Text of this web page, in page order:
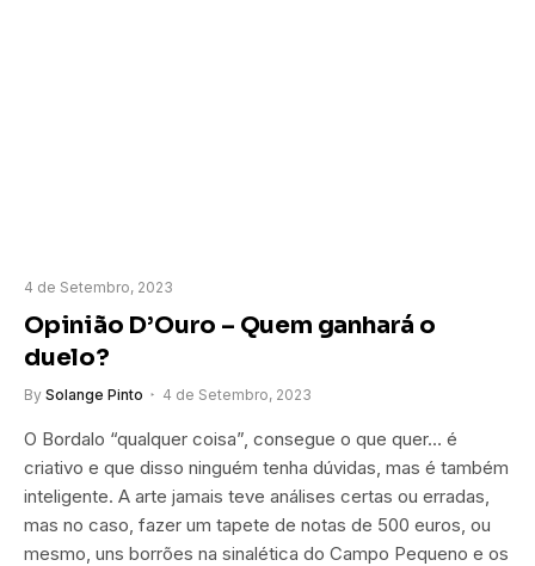
4 de Setembro, 2023
Opinião D’Ouro – Quem ganhará o
duelo?
By Solange Pinto 4 de Setembro, 2023
O Bordalo “qualquer coisa”, consegue o que quer… é
criativo e que disso ninguém tenha dúvidas, mas é também
inteligente. A arte jamais teve análises certas ou erradas,
mas no caso, fazer um tapete de notas de 500 euros, ou
mesmo, uns borrões na sinalética do Campo Pequeno e os